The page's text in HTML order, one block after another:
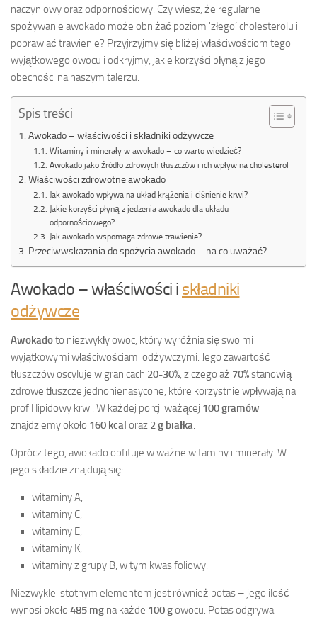
naczyniowy oraz odpornościowy. Czy wiesz, że regularne
spożywanie awokado może obniżać poziom 'złego’ cholesterolu i
poprawiać trawienie? Przyjrzyjmy się bliżej właściwościom tego
wyjątkowego owocu i odkryjmy, jakie korzyści płyną z jego
obecności na naszym talerzu.
Spis treści
Awokado – właściwości i składniki odżywcze
Witaminy i minerały w awokado – co warto wiedzieć?
Awokado jako źródło zdrowych tłuszczów i ich wpływ na cholesterol
Właściwości zdrowotne awokado
Jak awokado wpływa na układ krążenia i ciśnienie krwi?
Jakie korzyści płyną z jedzenia awokado dla układu
odpornościowego?
Jak awokado wspomaga zdrowe trawienie?
Przeciwwskazania do spożycia awokado – na co uważać?
Awokado – właściwości i składniki
odżywcze
Awokadoto niezwykły owoc, który wyróżnia się swoimi
wyjątkowymi właściwościami odżywczymi. Jego zawartość
tłuszczów oscyluje w granicach 20-30%, z czego aż 70%stanowią
zdrowe tłuszcze jednonienasycone, które korzystnie wpływają na
profil lipidowy krwi. W każdej porcji ważącej 100 gramów
znajdziemy około 160 kcal oraz 2 g białka.
Oprócz tego, awokado obfituje w ważne witaminy i minerały. W
jego składzie znajdują się:
witaminy A,
witaminy C,
witaminy E,
witaminy K,
witaminy z grupy B, w tym kwas foliowy.
Niezwykle istotnym elementem jest również potas – jego ilość
wynosi około 485 mg na każde 100 gowocu. Potas odgrywa